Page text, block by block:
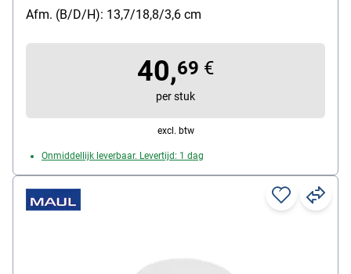
soort batterij: AAA / Micro
Afm. (B/D/H): 13,7/18,8/3,6 cm
40,69 €
per stuk
excl. btw
Onmiddellijk leverbaar. Levertijd: 1 dag